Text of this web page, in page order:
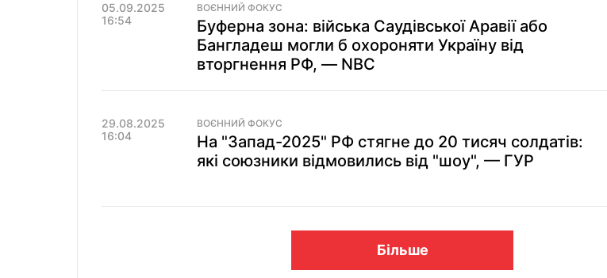
05.09.2025
16:54
ВОЄННИЙ ФОКУС
Буферна зона: війська Саудівської Аравії або
Бангладеш могли б охороняти Україну від
вторгнення РФ, — NBC
29.08.2025
16:04
ВОЄННИЙ ФОКУС
На "Запад-2025" РФ стягне до 20 тисяч солдатів:
які союзники відмовились від "шоу", — ГУР
Більше